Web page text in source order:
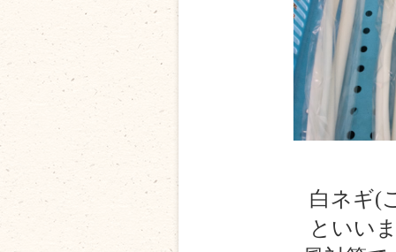
白ネギ(
といい